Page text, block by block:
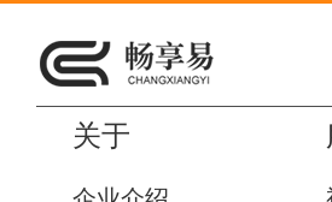
关于